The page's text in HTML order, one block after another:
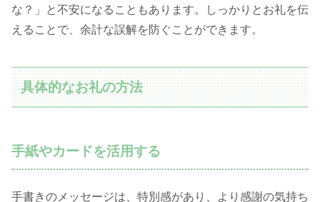
な？」と不安になることもあります。しっかりとお礼を伝
えることで、余計な誤解を防ぐことができます。
具体的なお礼の方法
手紙やカードを活用する
手書きのメッセージは、特別感があり、より感謝の気持ち